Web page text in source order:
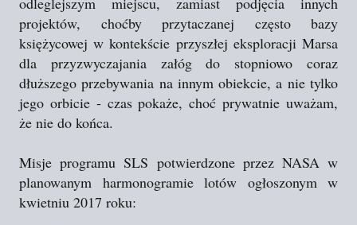
projektów, choćby przytaczanej często bazy
księżycowej w kontekście przyszłej eksploracji Marsa
dla przyzwyczajania załóg do stopniowo coraz
dłuższego przebywania na innym obiekcie, a nie tylko
jego orbicie - czas pokaże, choć prywatnie uważam,
że nie do końca.
Misje programu SLS potwierdzone przez NASA w
planowanym harmonogramie lotów ogłoszonym w
kwietniu 2017 roku: